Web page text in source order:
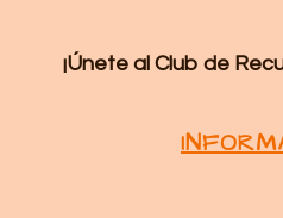
¡Únete al Club de